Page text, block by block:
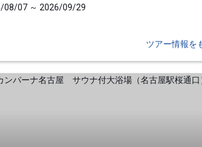
08/07 ～ 2026/09/29
ツアー情報を